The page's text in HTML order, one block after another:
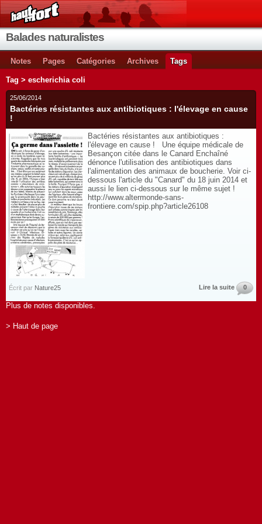
Balades naturalistes
Notes Pages Catégories Archives Tags
Tag > escherichia coli
25/06/2014
Bactéries résistantes aux antibiotiques : l'élevage en cause
!
Bactéries résistantes aux antibiotiques :
l'élevage en cause ! Une équipe médicale de
Besançon citée dans le Canard Enchaîné
dénonce l'utilisation des antibiotiques dans
l'alimentation des animaux de boucherie. Voir ci-
dessous l'article du "Canard" du 18 juin 2014 et
aussi le lien ci-dessous sur le même sujet !
http://www.altermonde-sans-
frontiere.com/spip.php?article26108
Écrit par Nature25 Lire la suite 0
Plus de notes disponibles.
> Haut de page